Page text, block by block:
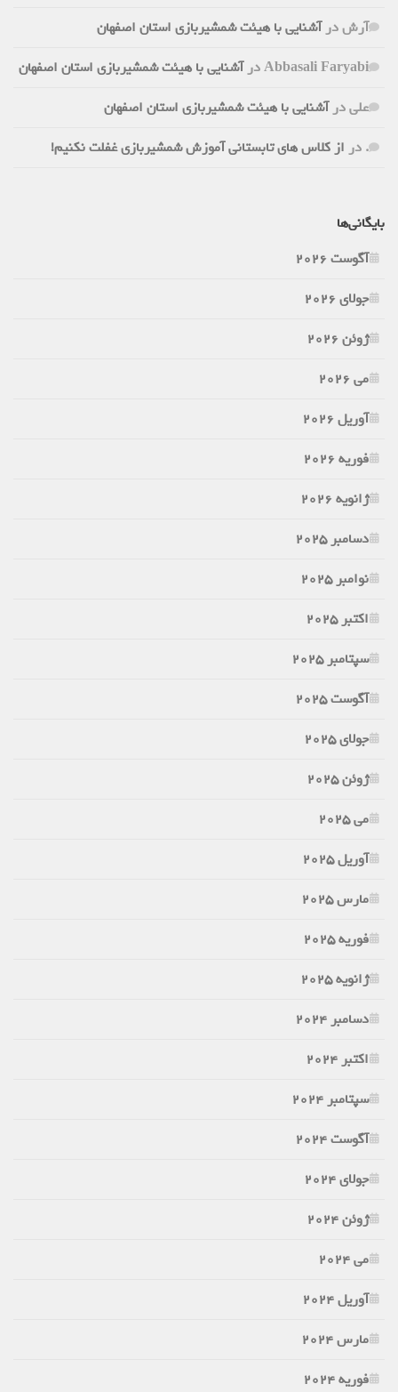
آرشدرآشنایی با هیئت شمشیربازی استان اصفهان
Abbasali Faryabiدرآشنایی با هیئت شمشیربازی استان اصفهان
علیدرآشنایی با هیئت شمشیربازی استان اصفهان
. در از کلاس های تابستانی آموزش شمشیربازی غفلت نکنیم!
بایگانی‌ها
آگوست 2026
جولای 2026
ژوئن 2026
می 2026
آوریل 2026
فوریه 2026
ژانویه 2026
دسامبر 2025
نوامبر 2025
اکتبر 2025
سپتامبر 2025
آگوست 2025
جولای 2025
ژوئن 2025
می 2025
آوریل 2025
مارس 2025
فوریه 2025
ژانویه 2025
دسامبر 2024
اکتبر 2024
سپتامبر 2024
آگوست 2024
جولای 2024
ژوئن 2024
می 2024
آوریل 2024
مارس 2024
فوریه 2024